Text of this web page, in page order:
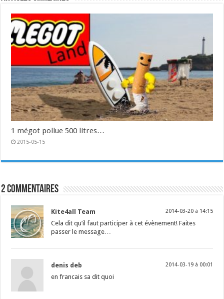
1 mégot pollue 500 litres…
2015-05-15
2 commentaires
Kite4all Team 2014-03-20 à 14:15
Cela dit qu’il faut participer à cet évènement! Faites
passer le message…
denis deb 2014-03-19 à 00:01
en francais sa dit quoi